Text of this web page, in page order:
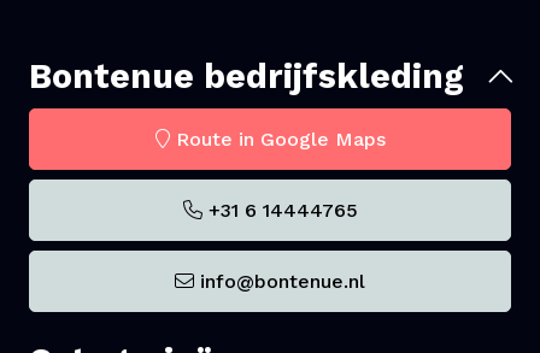
Bontenue bedrijfskleding
Route in Google Maps
+31 6 14444765
info@bontenue.nl